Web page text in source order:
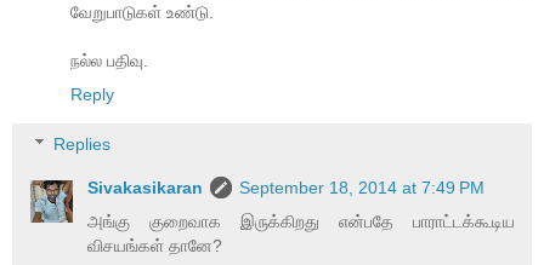
வேறுபாடுகள் உண்டு.
நல்ல பதிவு.
Reply
Replies
Sivakasikaran
September 18, 2014 at 7:49 PM
அங்கு குறைவாக இருக்கிறது என்பதே பாராட்டக்கூடிய
விசயங்கள் தானே?